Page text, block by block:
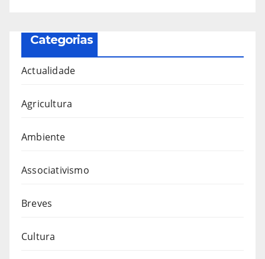
Categorias
Actualidade
Agricultura
Ambiente
Associativismo
Breves
Cultura